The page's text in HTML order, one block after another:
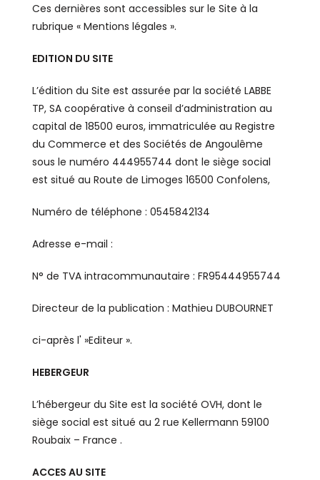
Ces dernières sont accessibles sur le Site à la
rubrique « Mentions légales ».
EDITION DU SITE
L’édition du Site est assurée par la société LABBE
TP, SA coopérative à conseil d’administration au
capital de 18500 euros, immatriculée au Registre
du Commerce et des Sociétés de Angoulême
sous le numéro 444955744 dont le siège social
est situé au Route de Limoges 16500 Confolens,
Numéro de téléphone : 0545842134
Adresse e-mail :
N° de TVA intracommunautaire : FR95444955744
Directeur de la publication : Mathieu DUBOURNET
ci-après l' »Editeur ».
HEBERGEUR
L’hébergeur du Site est la société OVH, dont le
siège social est situé au 2 rue Kellermann 59100
Roubaix – France .
ACCES AU SITE